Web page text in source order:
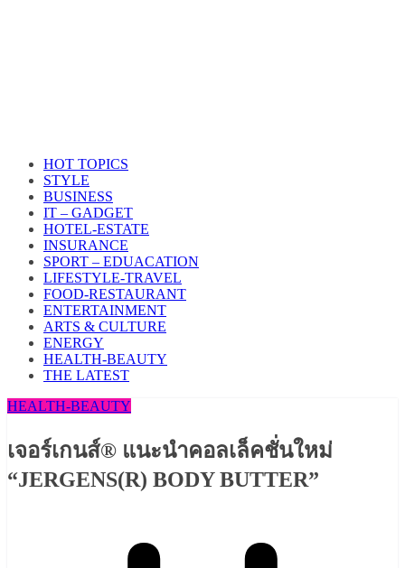
HOT TOPICS
STYLE
BUSINESS
IT – GADGET
HOTEL-ESTATE
INSURANCE
SPORT – EDUACATION
LIFESTYLE​-TRAVEL​
FOOD-RESTAURANT
ENTERTAINMENT
ARTS & CULTURE
ENERGY
HEALTH​-BEAUTY
THE LATEST
HEALTH​-BEAUTY
เจอร์เกนส์® แนะนำคอลเล็คชั่นใหม่
“JERGENS(R) BODY BUTTER”